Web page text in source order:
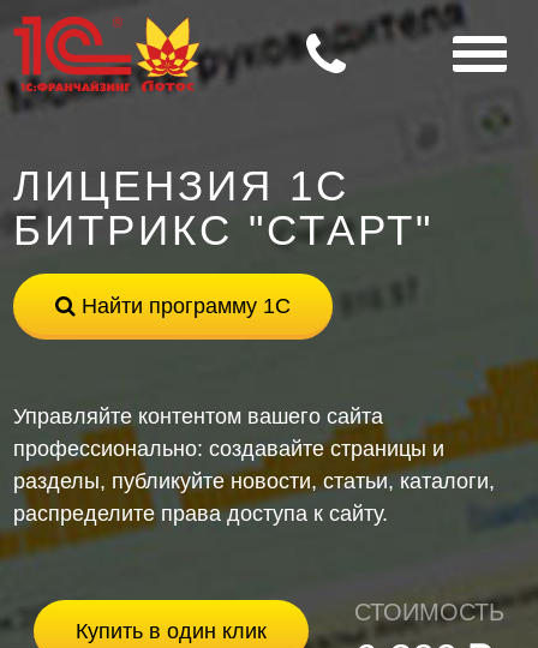
ЛИЦЕНЗИЯ 1С
БИТРИКС "СТАРТ"
Найти программу 1С
Управляйте контентом вашего сайта
профессионально: создавайте страницы и
разделы, публикуйте новости, статьи, каталоги,
распределите права доступа к сайту.
Купить в один клик
СТОИМОСТЬ